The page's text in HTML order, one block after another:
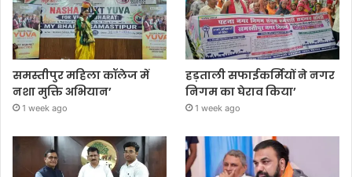
समस्तीपुर महिला कॉलेज में
नशा मुक्ति अभियान’
1 week ago
हड़ताली सफाईकर्मियों ने नगर
निगम का घेराव किया’
1 week ago